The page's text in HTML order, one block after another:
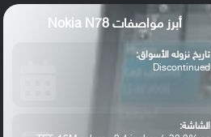
أبرز مواصفات Nokia N78
تاريخ نزوله الأسواق:
Discontinued
الشاشة: